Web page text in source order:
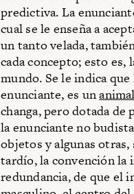
predictiva. La
cual se le enseña a
un tanto velada,
cada concepto; esto
mundo. Se le indica
enunciante, es un
changa, pero dotada
la enunciante no
objetos y algunas
tardío, la convención la
redundancia, de que el